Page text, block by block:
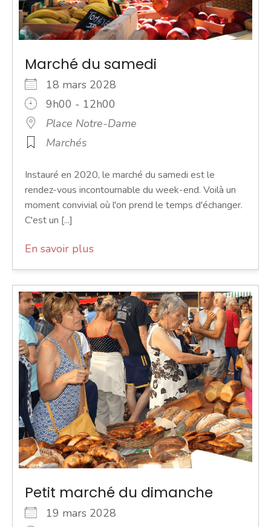
Marché du samedi
18 mars 2028
9h00 - 12h00
Place Notre-Dame
Marchés
Instauré en 2020, le marché du samedi est le
rendez-vous incontournable du week-end. Voilà un
moment convivial où l'on prend le temps d'échanger.
C'est un [...]
En savoir plus
Petit marché du dimanche
19 mars 2028